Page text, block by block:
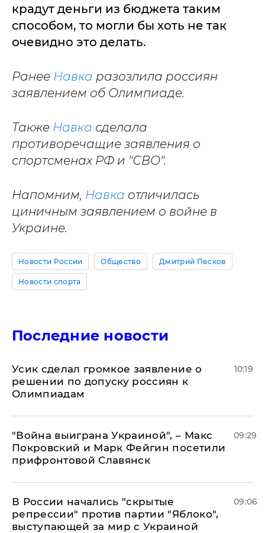
крадут деньги из бюджета таким
способом, то могли бы хоть не так
очевидно это делать.
Ранее Навка разозлила россиян
заявлением об Олимпиаде.
Также Навка сделала
противоречащие заявления о
спортсменах РФ и "СВО".
Напомним, Навка отличилась
циничным заявлением о войне в
Украине.
Новости России Общество Дмитрий Песков
Новости спорта
Последние новости
Усик сделал громкое заявление о
решении по допуску россиян к
Олимпиадам
10:19
"Война выиграна Украиной", – Макс
Покровский и Марк Фейгин посетили
прифронтовой Славянск
09:29
В России начались "скрытые
репрессии" против партии "Яблоко",
выступающей за мир с Украиной
09:06